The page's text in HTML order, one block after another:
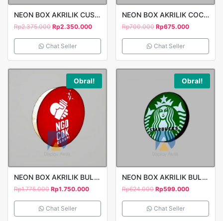
NEON BOX AKRILIK CUSTOM MOTIF 1 SISI T80 PRINT STICKER YUMMI BITES
Rp2.375.000 Rp2.350.000
Chat Seller
NEON BOX AKRILIK COCACOLA 1 SISI 40X40CM
Rp700.000 Rp675.000
Chat Seller
Obral!
NEON BOX AKRILIK BULAT CUTTING STICKER 1 SISI 80 NGOCOK ES KOPI
Rp1.775.000 Rp1.750.000
Chat Seller
Obral!
NEON BOX AKRILIK BULAT STARTBUCKS COFFEE CUTTING STICKER 1 SISI D60
Rp624.000 Rp599.000
Chat Seller